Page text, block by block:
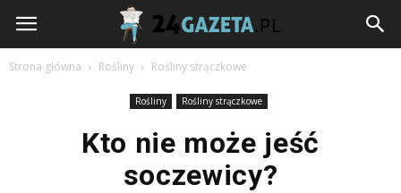
24gazeta.pl
Strona główna Rośliny Rośliny strączkowe
Rośliny Rośliny strączkowe
Kto nie może jeść
soczewicy?